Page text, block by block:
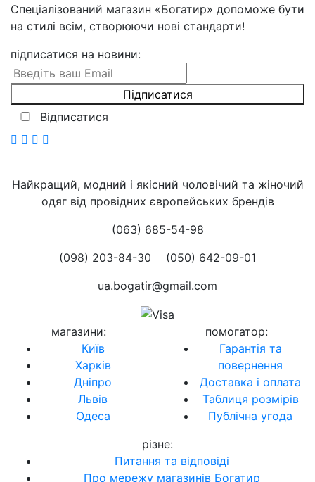
Спеціалізований магазин «Богатир» допоможе бути
на стилі всім, створюючи нові стандарти!
підписатися на новини:
Відписатися
Найкращий, модний і якісний чоловічий та жіночий
одяг від провідних європейських брендів
(063) 685-54-98
(098) 203-84-30
(050) 642-09-01
ua.bogatir@gmail.com
магазини:
Київ
Харків
Дніпро
Львів
Одеса
помогатор:
Гарантія та
повернення
Доставка і оплата
Таблиця розмірів
Публічна угода
різне:
Питання та відповіді
Про мережу магазинів Богатир